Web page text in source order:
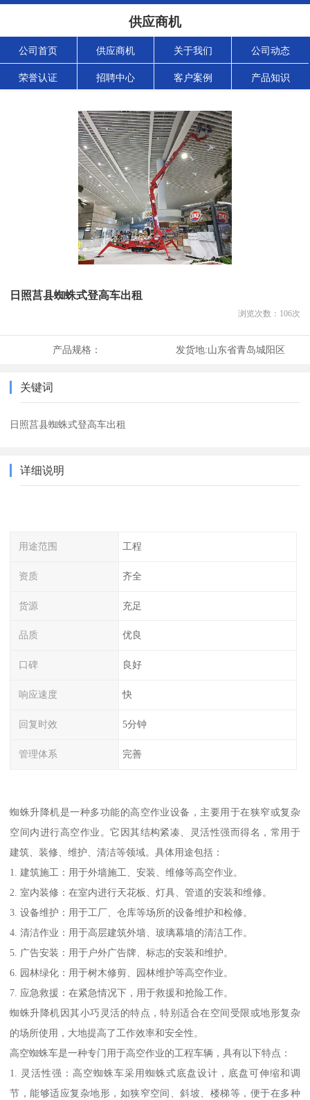
供应商机
公司首页 供应商机 关于我们 公司动态
荣誉认证 招聘中心 客户案例 产品知识
日照莒县蜘蛛式登高车出租
浏览次数： 106次
产品规格： 发货地:山东省青岛城阳区
关键词
日照莒县蜘蛛式登高车出租
详细说明
用途范围 工程
资质 齐全
货源 充足
品质 优良
口碑 良好
响应速度 快
回复时效 5分钟
管理体系 完善
蜘蛛升降机是一种多功能的高空作业设备，主要用于在狭窄或复杂
空间内进行高空作业。它因其结构紧凑、灵活性强而得名，常用于
建筑、装修、维护、清洁等领域。具体用途包括：
1. 建筑施工：用于外墙施工、安装、维修等高空作业。
2. 室内装修：在室内进行天花板、灯具、管道的安装和维修。
3. 设备维护：用于工厂、仓库等场所的设备维护和检修。
4. 清洁作业：用于高层建筑外墙、玻璃幕墙的清洁工作。
5. 广告安装：用于户外广告牌、标志的安装和维护。
6. 园林绿化：用于树木修剪、园林维护等高空作业。
7. 应急救援：在紧急情况下，用于救援和抢险工作。
蜘蛛升降机因其小巧灵活的特点，特别适合在空间受限或地形复杂
的场所使用，大地提高了工作效率和安全性。
高空蜘蛛车是一种专门用于高空作业的工程车辆，具有以下特点：
1. 灵活性强：高空蜘蛛车采用蜘蛛式底盘设计，底盘可伸缩和调
节，能够适应复杂地形，如狭窄空间、斜坡、楼梯等，便于在多种